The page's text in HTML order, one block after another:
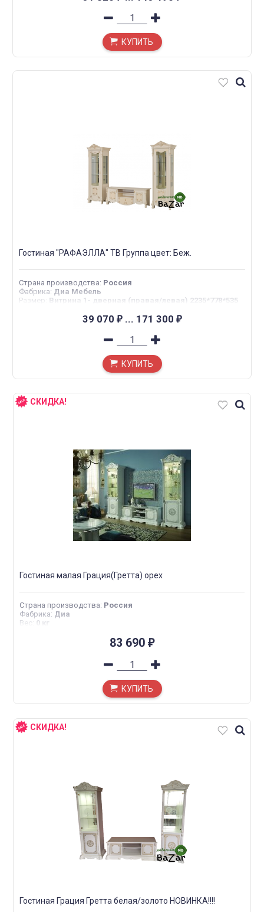
КУПИТЬ
Гостиная "РАФАЭЛЛА" ТВ Группа цвет: Беж.
Страна производства: Россия
Фабрика: Диа Мебель
Размер : Витрина 1- дверная (правая/левая) 2235*778*535
39 070 ₽... 171 300 ₽
КУПИТЬ
СКИДКА!
Гостиная малая Грация(Гретта) орех
Страна производства: Россия
Фабрика: Диа
Вес : 0 кг
83 690 ₽
КУПИТЬ
СКИДКА!
Гостиная Грация Гретта белая/золото НОВИНКА!!!!